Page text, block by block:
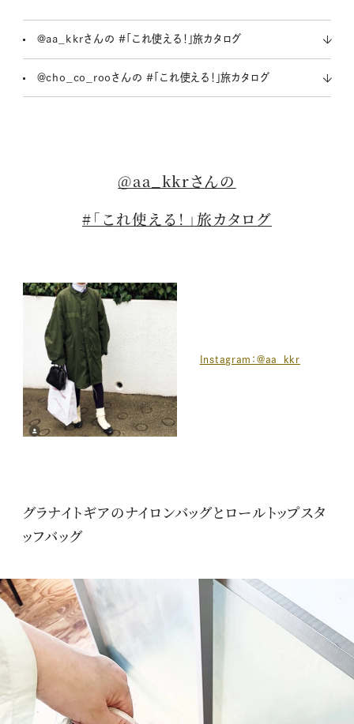
@aa_kkrさんの #「これ使える！」旅カタログ
＠cho_co_rooさんの #「これ使える！」旅カタログ
@aa_kkrさんの
#「これ使える！」旅カタログ
Instagram：@aa_kkr
グラナイトギアのナイロンバッグとロールトップスタ
ッフバッグ